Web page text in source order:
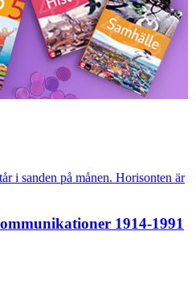
1914-1991